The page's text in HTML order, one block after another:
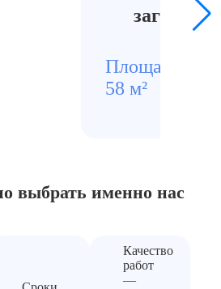
Площадь
58 м²
выбрать именно нас
Качество
работ
—